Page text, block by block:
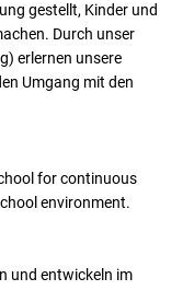
gestellt, Kinder und
Durch unser
erlernen unsere
Umgang mit den
for continuous
environment.
und entwickeln im